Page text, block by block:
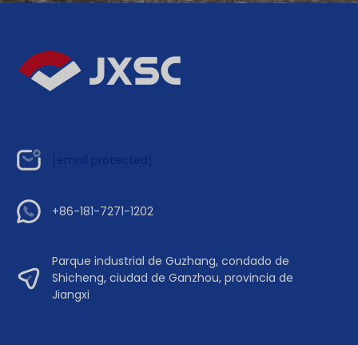
+86-181-7271-1202
Parque industrial de Guzhang, condado de
Shicheng, ciudad de Ganzhou, provincia de
Jiangxi